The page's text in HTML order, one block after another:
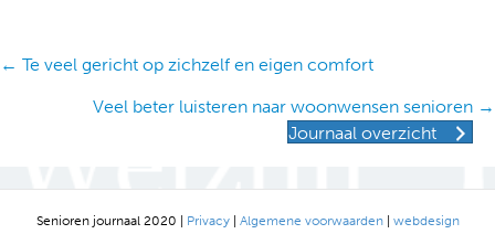
Posts
navigation
← Te veel gericht op zichzelf en eigen comfort
Veel beter luisteren naar woonwensen senioren →
Journaal overzicht
Senioren journaal 2020 | Privacy| Algemene voorwaarden| webdesign